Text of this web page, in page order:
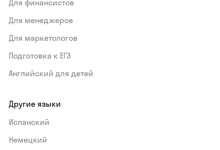
Для финансистов
Для менеджеров
Для маркетологов
Подготовка к ЕГЭ
Английский для детей
Другие языки
Испанский
Немецкий